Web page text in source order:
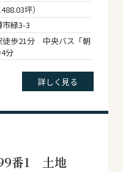
坪）
緑3-3
徒歩21分 中央バス「朝
分
詳しく見る
番1 土地